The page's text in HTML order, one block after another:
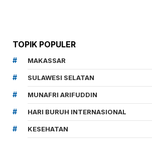
TOPIK POPULER
MAKASSAR
SULAWESI SELATAN
MUNAFRI ARIFUDDIN
HARI BURUH INTERNASIONAL
KESEHATAN